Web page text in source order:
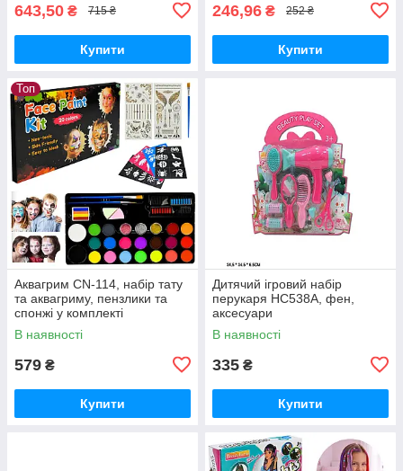
643,50 ₴ 715 ₴
Купити
246,96 ₴ 252 ₴
Купити
Топ
Аквагрим CN-114, набір тату
та аквагриму, пензлики та
спонжі у комплекті
В наявності
579 ₴
Купити
Дитячий ігровий набір
перукаря HC538A, фен,
аксесуари
В наявності
335 ₴
Купити